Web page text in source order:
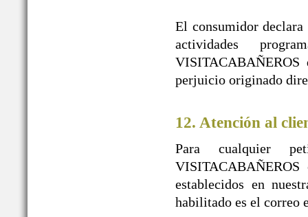
El consumidor
actividades
VISITACABAÑEROS
perjuicio originado
12. Atención al
Para cualquier
establecidos en
habilitado es el correo